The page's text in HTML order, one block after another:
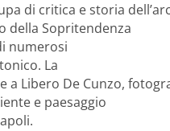
di critica e storia
della Sopritendenza
numerosi
La
a Libero De Cunzo,
e paesaggio